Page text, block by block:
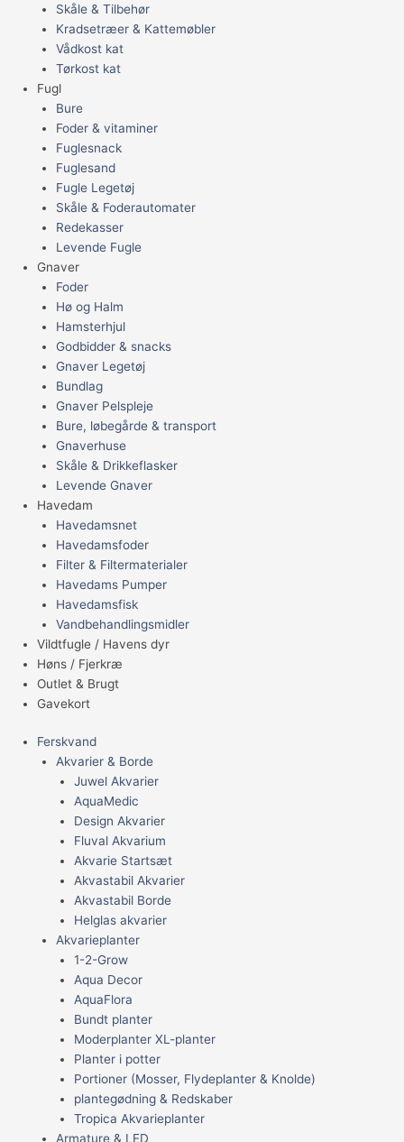
Skåle & Tilbehør
Kradsetræer & Kattemøbler
Vådkost kat
Tørkost kat
Fugl
Bure
Foder & vitaminer
Fuglesnack
Fuglesand
Fugle Legetøj
Skåle & Foderautomater
Redekasser
Levende Fugle
Gnaver
Foder
Hø og Halm
Hamsterhjul
Godbidder & snacks
Gnaver Legetøj
Bundlag
Gnaver Pelspleje
Bure, løbegårde & transport
Gnaverhuse
Skåle & Drikkeflasker
Levende Gnaver
Havedam
Havedamsnet
Havedamsfoder
Filter & Filtermaterialer
Havedams Pumper
Havedamsfisk
Vandbehandlingsmidler
Vildtfugle / Havens dyr
Høns / Fjerkræ
Outlet & Brugt
Gavekort
Ferskvand
Akvarier & Borde
Juwel Akvarier
AquaMedic
Design Akvarier
Fluval Akvarium
Akvarie Startsæt
Akvastabil Akvarier
Akvastabil Borde
Helglas akvarier
Akvarieplanter
1-2-Grow
Aqua Decor
AquaFlora
Bundt planter
Moderplanter XL-planter
Planter i potter
Portioner (Mosser, Flydeplanter & Knolde)
plantegødning & Redskaber
Tropica Akvarieplanter
Armature & LED